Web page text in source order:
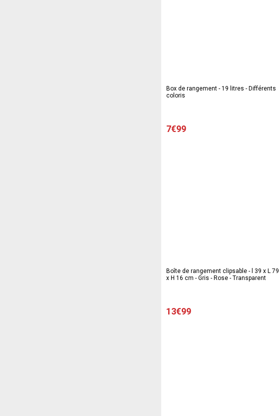
Box de rangement - 19 litres - Différents
coloris
7€99
Boîte de rangement clipsable - l 39 x L 79
x H 16 cm - Gris - Rose - Transparent
13€99